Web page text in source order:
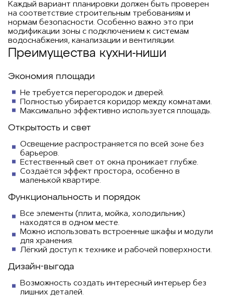
Каждый вариант планировки должен быть проверен
на соответствие строительным требованиям и
нормам безопасности. Особенно важно это при
модификации зоны с подключением к системам
водоснабжения, канализации и вентиляции.
Преимущества кухни-ниши
Экономия площади
Не требуется перегородок и дверей.
Полностью убирается коридор между комнатами.
Максимально эффективно используется площадь.
Открытость и свет
Освещение распространяется по всей зоне без
барьеров.
Естественный свет от окна проникает глубже.
Создаётся эффект простора, особенно в
маленькой квартире.
Функциональность и порядок
Все элементы (плита, мойка, холодильник)
находятся в одном месте.
Можно использовать встроенные шкафы и модули
для хранения.
Лёгкий доступ к технике и рабочей поверхности.
Дизайн-выгода
Возможность создать интересный интерьер без
лишних деталей.